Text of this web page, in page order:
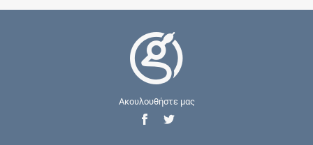
Ακουλουθήστε μας